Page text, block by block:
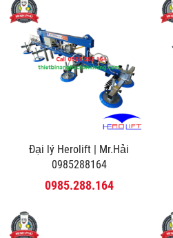
Đại lý Herolift | Mr.Hải
0985288164
0985.288.164